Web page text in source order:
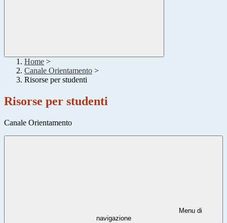
Home >
Canale Orientamento >
Risorse per studenti
Risorse per studenti
Canale Orientamento
Menu di
navigazione